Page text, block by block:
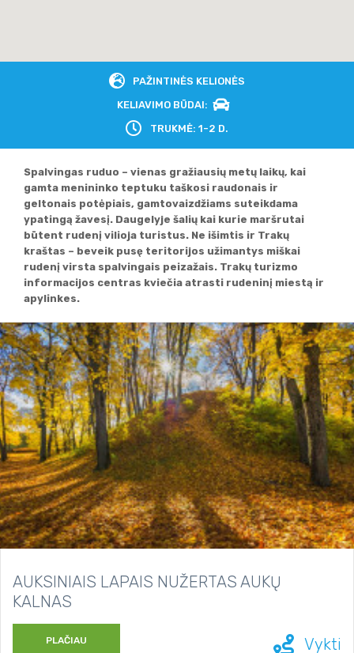
PAŽINTINĖS KELIONĖS
KELIAVIMO BŪDAI:
TRUKMĖ: 1-2 D.
Spalvingas ruduo – vienas gražiausių metų laikų, kai
gamta menininko teptuku taškosi raudonais ir
geltonais potėpiais, gamtovaizdžiams suteikdama
ypatingą žavesį. Daugelyje šalių kai kurie maršrutai
būtent rudenį vilioja turistus. Ne išimtis ir Trakų
kraštas – beveik pusę teritorijos užimantys miškai
rudenį virsta spalvingais peizažais. Trakų turizmo
informacijos centras kviečia atrasti rudeninį miestą ir
apylinkes.
AUKSINIAIS LAPAIS NUŽERTAS AUKŲ
KALNAS
PLAČIAU Vykti